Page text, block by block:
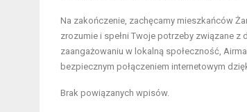
Na zakończenie, zachęcamy mieszkańców
zrozumie i spełni Twoje potrzeby związane
zaangażowaniu w lokalną społeczność,
bezpiecznym połączeniem internetowym
Brak powiązanych wpisów.